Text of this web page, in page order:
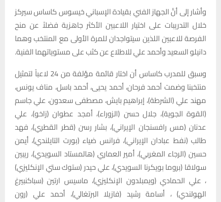
وأشار إلى أنَّ الجهاز الفني بقيادة الإسباني خيسوس كاساس سيركز
خلال التدريبات على اختيار اللاعبين الأكثر جاهزية فضلاً عن منح
الفرصة للاعبين اللذين سيتواجدان للمرة الأولى مع المنتخب وهما
دانيلو السعيد وأحمد علي للاطلاع عن كثب على مستوياتهما الفنية.
وسبق للمدرب كاساس أن اختار قائمة مؤلفة من 24 لاعباً لتمثيل
منتخبنا وضمت أحمد فرحان، أحمد يحيى، أحمد باسل، مناف يونس،
مهند علي (الشرطة)، إبراهيم بايش، مصطفى سعدون، علي جاسم
(القوة الجوية)، جلال حسن (الزوراء)، أمجد عطوان (زاخو)، علي
عدنان (مس رافسنجان الإيراني)، بشار رسن (قطر القطري)، فهد
طالب (نفط عبادان الإيراني)، فرانس ضياء (بورت التايلندي)، أيمن
حسين (الرجاء المغربي)، أمير العماري (هالمستاد السويدي)، ريبين
سولاقا (بروما بويكرنا السويدي)، علي حيدر (ستوك ستي الإنكليزي)
، علي الحمادي (ويمبلدون الإنكليزي)، ماسيس ارتين (سباكنبيرغ
الهولندي) ، أسامة رشيد (فازيلا البرتغالي)، أحمد علي (رون